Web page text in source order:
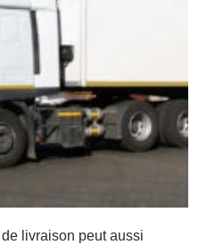
livraison peut aussi